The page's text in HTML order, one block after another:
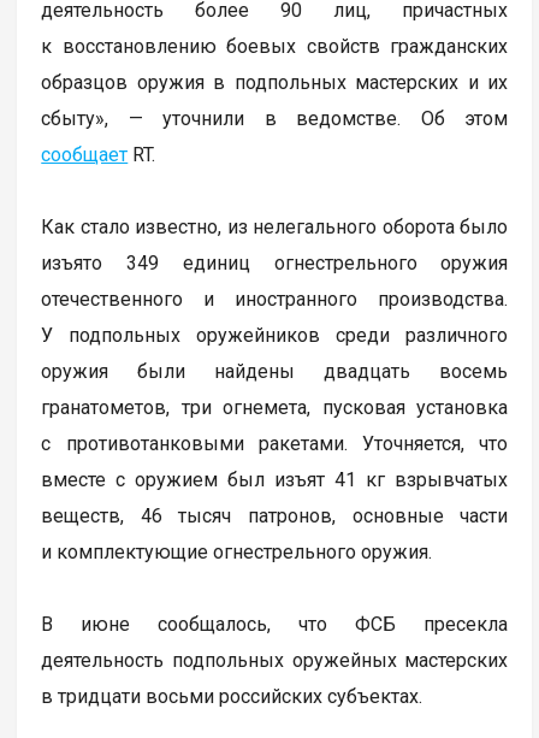
деятельность более 90 лиц, причастных
к восстановлению боевых свойств гражданских
образцов оружия в подпольных мастерских и их
сбыту», — уточнили в ведомстве. Об этом
сообщает RT.
Как стало известно, из нелегального оборота было
изъято 349 единиц огнестрельного оружия
отечественного и иностранного производства.
У подпольных оружейников среди различного
оружия были найдены двадцать восемь
гранатометов, три огнемета, пусковая установка
с противотанковыми ракетами. Уточняется, что
вместе с оружием был изъят 41 кг взрывчатых
веществ, 46 тысяч патронов, основные части
и комплектующие огнестрельного оружия.
В июне сообщалось, что ФСБ пресекла
деятельность подпольных оружейных мастерских
в тридцати восьми российских субъектах.